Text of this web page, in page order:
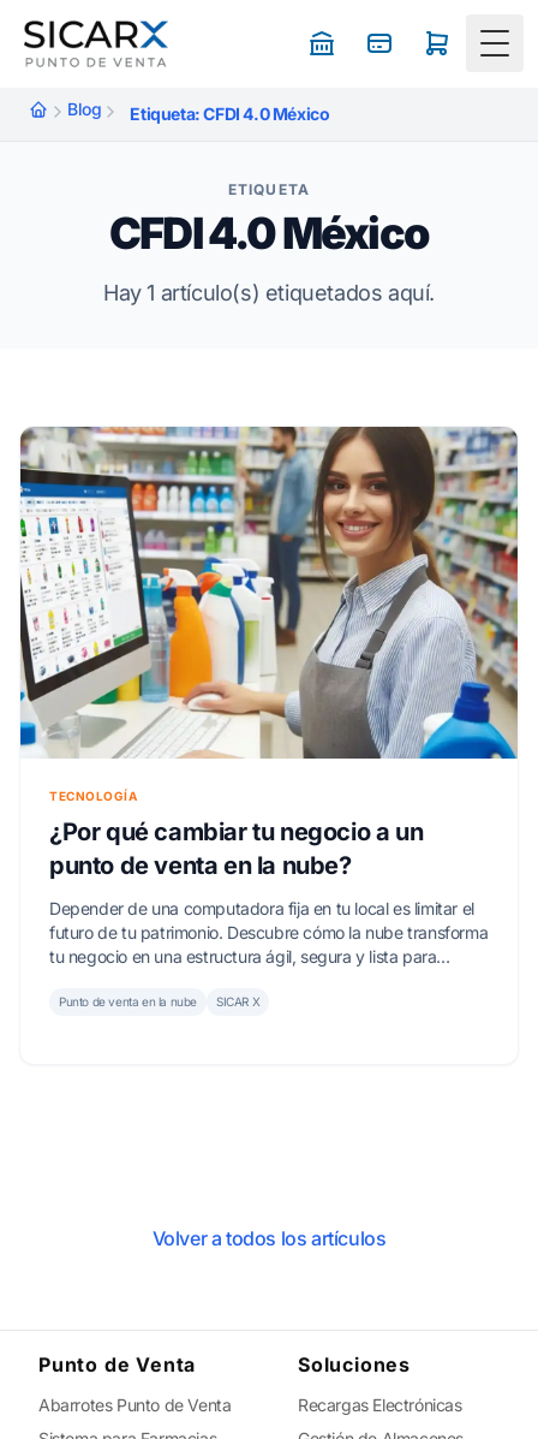
Blog Etiqueta: CFDI 4.0 México
ETIQUETA
CFDI 4.0 México
Hay 1 artículo(s) etiquetados aquí.
TECNOLOGÍA
¿Por qué cambiar tu negocio a un
punto de venta en la nube?
Depender de una computadora fija en tu local es limitar el
futuro de tu patrimonio. Descubre cómo la nube transforma
tu negocio en una estructura ágil, segura y lista para
Punto de venta en la nube SICAR X
Volver a todos los artículos
Punto de Venta
Abarrotes Punto de Venta
Soluciones
Recargas Electrónicas